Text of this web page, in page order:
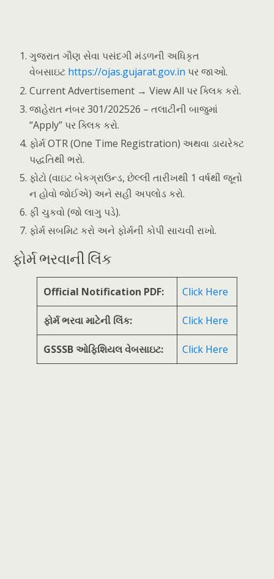
ગુજરાત ગૌણ સેવા પસંદગી મંડળની અધિકૃત
વેબસાઇટ https://ojas.gujarat.gov.in પર જાઓ.
Current Advertisement → View All પર ક્લિક કરો.
જાહેરાત નંબર 301/202526 – તલાટીની બાજુમાં
“Apply” પર ક્લિક કરો.
ફોર્મ OTR (One Time Registration) અથવા ડાયરેક્ટ
પદ્ધતિથી ભરો.
ફોટો (વાઇટ બેકગ્રાઉન્ડ, છેલ્લી તારીખથી 1 વર્ષથી જૂનો
ન હોવો જોઈએ) અને સહી અપલોડ કરો.
ફી ચુકવો (જો લાગુ પડે).
ફોર્મ સબમિટ કરો અને ફોર્મની કોપી સાચવી રાખો.
ફોર્મ ભરવાની લિંક
Official Notification PDF: Click Here
ફોર્મ ભરવા માટેની લિંક: Click Here
GSSSB ઓફિશિયલ વેબસાઇટ: Click Here